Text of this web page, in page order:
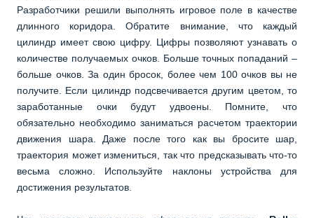
Разработчики решили выполнять игровое поле в качестве
длинного коридора. Обратите внимание, что каждый
цилиндр имеет свою цифру. Цифры позволяют узнавать о
количестве получаемых очков. Больше точных попаданий –
больше очков. За один бросок, более чем 100 очков вы не
получите. Если цилиндр подсвечивается другим цветом, то
заработанные очки будут удвоены. Помните, что
обязательно необходимо заниматься расчетом траектории
движения шара. Даже после того как вы бросите шар,
траектория может измениться, так что предсказывать что-то
весьма сложно. Используйте наклоны устройства для
достижения результатов.